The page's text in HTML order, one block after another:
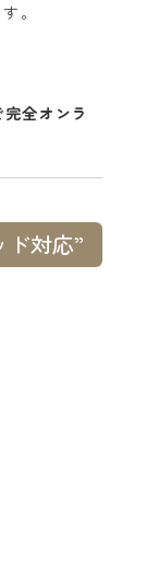
。
全オンラ
対応”